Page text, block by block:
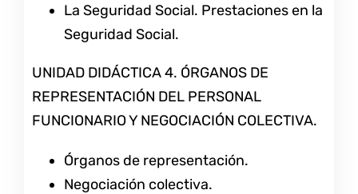
La Seguridad Social. Prestaciones en la
Seguridad Social.
UNIDAD DIDÁCTICA 4. ÓRGANOS DE
REPRESENTACIÓN DEL PERSONAL
FUNCIONARIO Y NEGOCIACIÓN COLECTIVA.
Órganos de representación.
Negociación colectiva.